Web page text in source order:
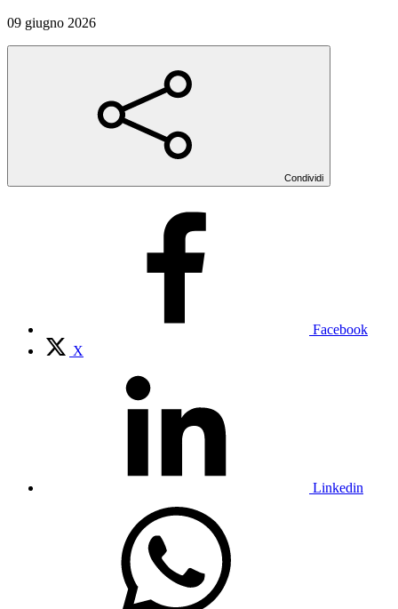
09 giugno 2026
Condividi
Facebook
X
Linkedin